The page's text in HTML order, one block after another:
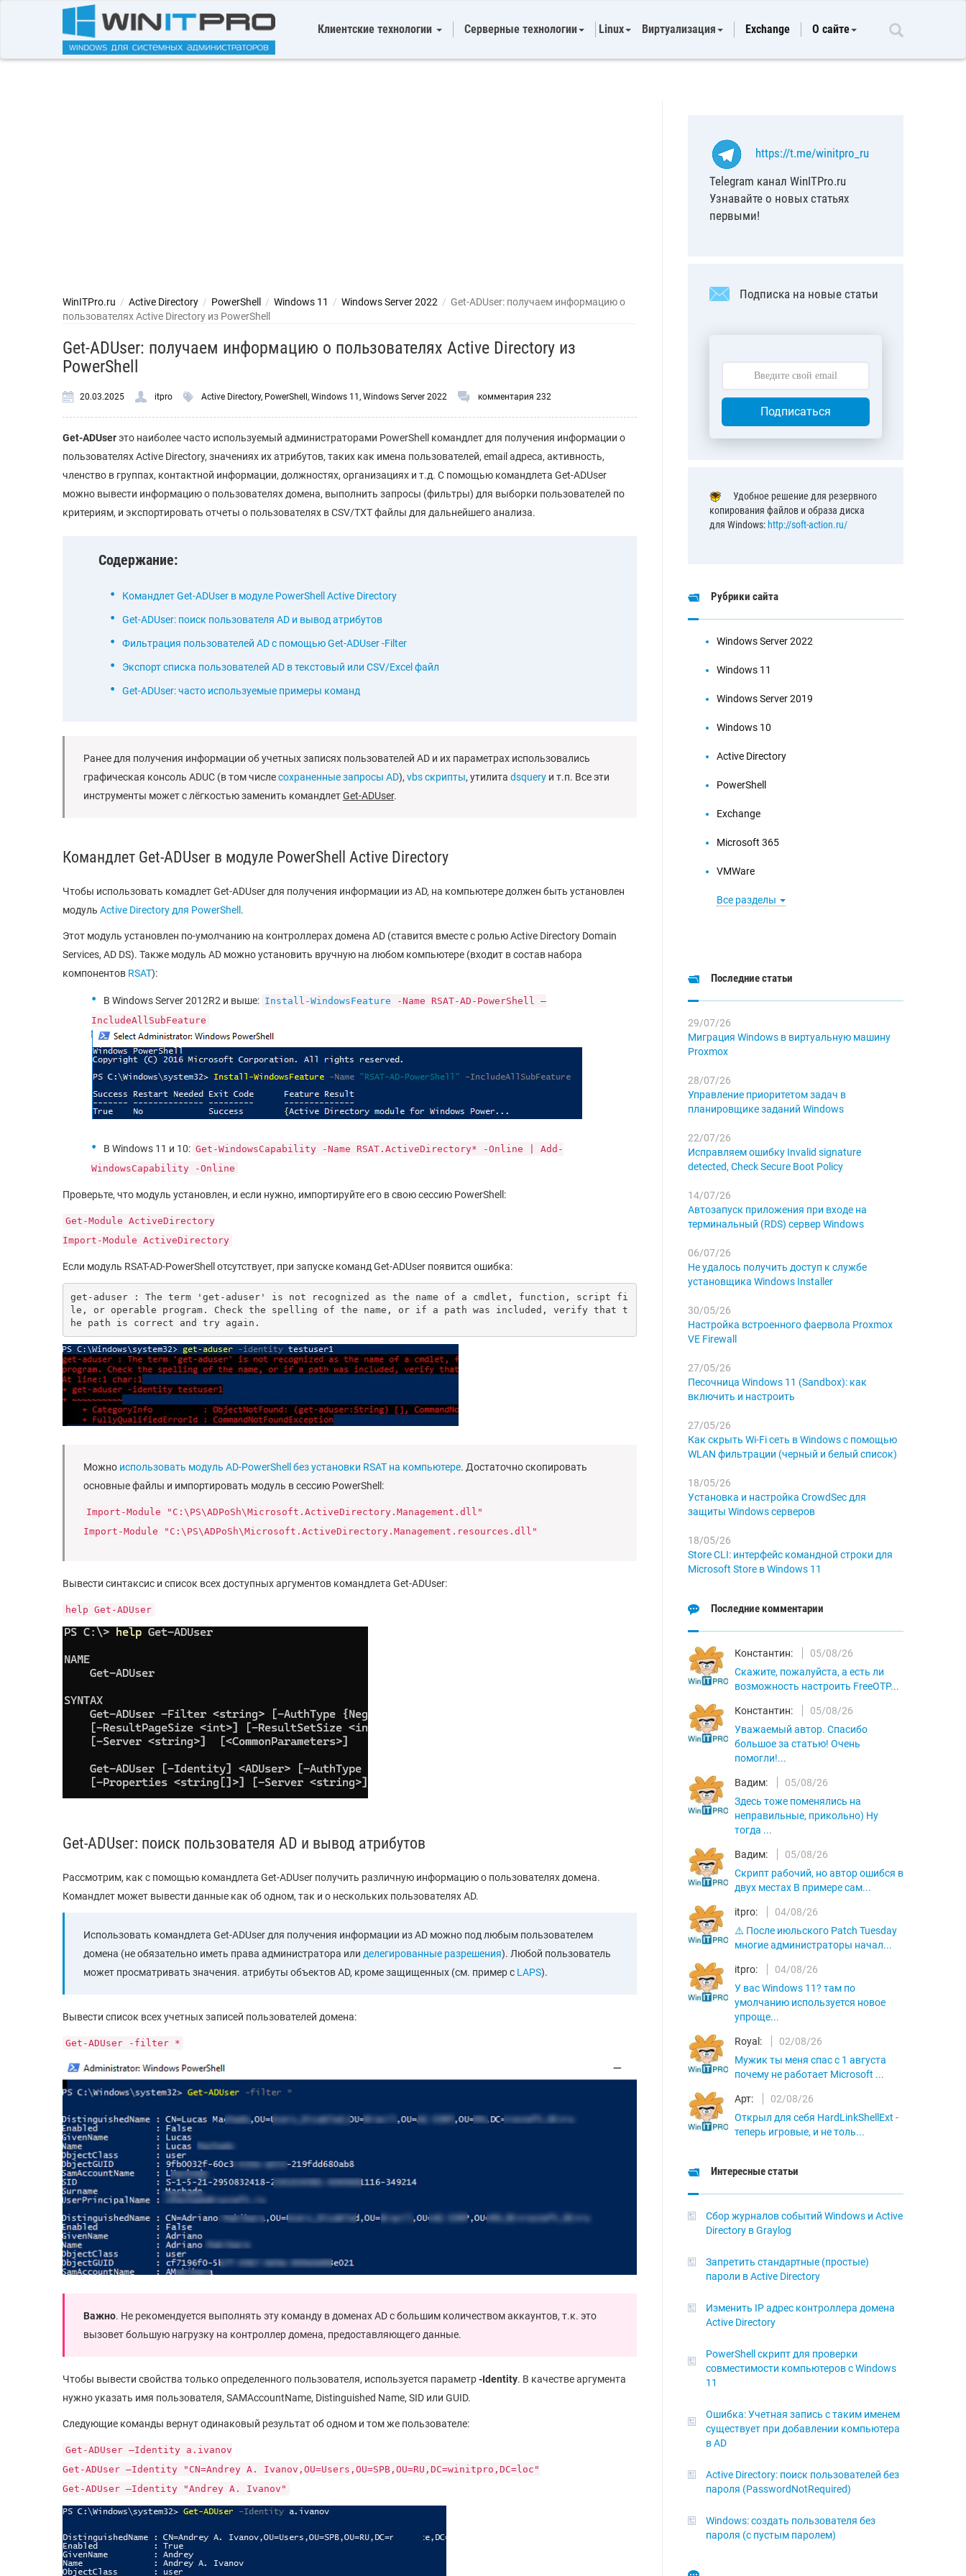
Клиентские технологии Серверные технологии Linux Виртуализация Exchange О сайте
WinITPro.ru / Active Directory / PowerShell / Windows 11 / Windows Server 2022 / Get-ADUser: получаем информацию о
пользователях Active Directory из PowerShell
Get-ADUser: получаем информацию о пользователях Active Directory из
PowerShell
20.03.2025 itpro Active Directory, PowerShell , Windows 11 , Windows Server 2022 комментария 232
Get-ADUserэто наиболее часто используемый администраторами PowerShell командлет для получения информации о
пользователях Active Directory, значениях их атрибутов, таких как имена пользователей, email адреса, активность,
членство в группах, контактной информации, должностях, организациях и т.д. С помощью командлета Get-ADUser
можно вывести информацию о пользователях домена, выполнить запросы (фильтры) для выборки пользователей по
критериям, и экспортировать отчеты о пользователях в CSV/TXT файлы для дальнейшего анализа.
Содержание:
Командлет Get-ADUser в модуле PowerShell Active Directory
Get-ADUser: поиск пользователя AD и вывод атрибутов
Фильтрация пользователей AD с помощью Get-ADUser -Filter
Экспорт списка пользователей AD в текстовый или CSV/Excel файл
Get-ADUser: часто используемые примеры команд
Ранее для получения информации об учетных записях пользователей AD и их параметрах использовались
графическая консоль ADUC (в том числесохраненные запросы AD), vbs скрипты, утилита dsquery и т.п. Все эти
инструменты может с лёгкостью заменить командлетGet-ADUser.
Командлет Get-ADUser в модуле PowerShell Active Directory
Чтобы использовать комадлет Get-ADUser для получения информации из AD, на компьютере должен быть установлен
модуль Active Directory для PowerShell .
Этот модуль установлен по-умолчанию на контроллерах домена AD (ставится вместе с ролью Active Directory Domain
Services, AD DS). Также модуль AD можно установить вручную на любом компьютере (входит в состав набора
компонентов RSAT):
В Windows Server 2012R2 и выше: Install-WindowsFeature -Name RSAT-AD-PowerShell –
IncludeAllSubFeature
В Windows 11 и 10: Get-WindowsCapability -Name RSAT.ActiveDirectory* -Online | Add-
WindowsCapability -Online
Проверьте, что модуль установлен, и если нужно, импортируйте его в свою сессию PowerShell:
Get-Module ActiveDirectory
Import-Module ActiveDirectory
Если модуль RSAT-AD-PowerShell отсутствует, при запуске команд Get-ADUser появится ошибка:
get-aduser : The term 'get-aduser' is not recognized as the name of a cmdlet, function, script fi
le, or operable program. Check the spelling of the name, or if a path was included, verify that t
he path is correct and try again.
Можно использовать модуль AD-PowerShell без установки RSAT на компьютере. Достаточно скопировать
основные файлы и импортировать модуль в сессию PowerShell:
Import-Module "C:\PS\ADPoSh\Microsoft.ActiveDirectory.Management.dll"
Import-Module "C:\PS\ADPoSh\Microsoft.ActiveDirectory.Management.resources.dll"
Вывести синтаксис и список всех доступных аргументов командлета Get-ADUser:
help Get-ADUser
Get-ADUser: поиск пользователя AD и вывод атрибутов
Рассмотрим, как с помощью командлета Get-ADUser получить различную информацию о пользователях домена.
Командлет может вывести данные как об одном, так и о нескольких пользователях AD.
Использовать командлета Get-ADUser для получения информации из AD можно под любым пользователем
домена (не обязательно иметь права администратора или делегированные разрешения). Любой пользователь
может просматривать значения. атрибуты объектов AD, кроме защищенных (см. пример с LAPS).
Вывести список всех учетных записей пользователей домена:
Get-ADUser -filter *
Важно. Не рекомендуется выполнять эту команду в доменах AD с большим количеством аккаунтов, т.к. это
вызовет большую нагрузку на контроллер домена, предоставляющего данные.
Чтобы вывести свойства только определенного пользователя, используется параметр-Identity. В качестве аргумента
нужно указать имя пользователя, SAMAccountName, Distinguished Name, SID или GUID.
Следующие команды вернут одинаковый результат об одном и том же пользователе:
Get-ADUser –Identity a.ivanov
Get-ADUser –Identity "CN=Andrey A. Ivanov,OU=Users,OU=SPB,OU=RU,DC=winitpro,DC=loc"
Get-ADUser –Identity "Andrey A. Ivanov"
https://t.me/winitpro_ru
Telegram канал WinITPro.ru
Узнавайте о новых статьях
первыми!
Подписка на новые статьи
Подписаться
Удобное решение для резервного
копирования файлов и образа диска
для Windows: http://soft-action.ru/
Рубрики сайта
Windows Server 2022
Windows 11
Windows Server 2019
Windows 10
Active Directory
PowerShell
Exchange
Microsoft 365
VMWare
Все разделы
Последние статьи
29/07/26
Миграция Windows в виртуальную машину
Proxmox
28/07/26
Управление приоритетом задач в
планировщике заданий Windows
22/07/26
Исправляем ошибку Invalid signature
detected, Check Secure Boot Policy
14/07/26
Автозапуск приложения при входе на
терминальный (RDS) сервер Windows
06/07/26
Не удалось получить доступ к службе
установщика Windows Installer
30/05/26
Настройка встроенного фаервола Proxmox
VE Firewall
27/05/26
Песочница Windows 11 (Sandbox): как
включить и настроить
27/05/26
Как скрыть Wi-Fi сеть в Windows с помощью
WLAN фильтрации (черный и белый список)
18/05/26
Установка и настройка CrowdSec для
защиты Windows серверов
18/05/26
Store CLI: интерфейс командной строки для
Microsoft Store в Windows 11
Последние комментарии
Константин:
05/08/26
Скажите, пожалуйста, а есть ли
возможность настроить FreeOTP...
Константин:
05/08/26
Уважаемый автор. Спасибо
большое за статью! Очень
помогли!...
Вадим:
05/08/26
Здесь тоже поменялись на
неправильные, прикольно) Ну
тогда ...
Вадим:
05/08/26
Скрипт рабочий, но автор ошибся в
двух местах В примере сам...
itpro:
04/08/26
⚠️ После июльского Patch Tuesday
многие администраторы начал...
itpro:
04/08/26
У вас Windows 11? там по
умолчанию используется новое
упроще...
Royal:
02/08/26
Мужик ты меня спас с 1 августа
почему не работает Microsoft ...
Арт:
02/08/26
Открыл для себя HardLinkShellExt -
теперь игровые, и не толь...
Интересные статьи
Сбор журналов событий Windows и Active
Directory в Graylog
Запретить стандартные (простые)
пароли в Active Directory
Изменить IP адрес контроллера домена
Active Directory
PowerShell скрипт для проверки
совместимости компьютеров с Windows
11
Ошибка: Учетная запись с таким именем
существует при добавлении компьютера
в AD
Active Directory: поиск пользователей без
пароля (PasswordNotRequired)
Windows: создать пользователя без
пароля (с пустым паролем)